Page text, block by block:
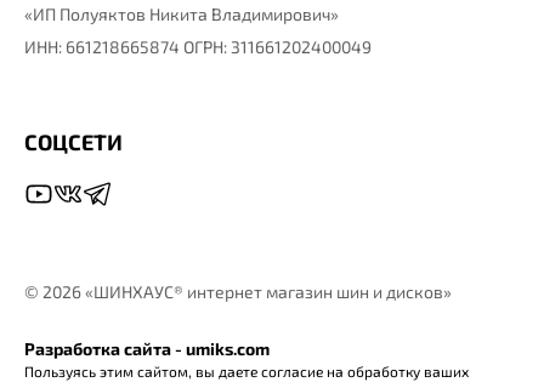
© 2026 «ШИНХАУС® интернет магазин шин и дисков»
«ИП Полуяктов Никита Владимирович»
ИНН: 661218665874 ОГРН: 311661202400049
СОЦСЕТИ
Разработка сайта - umiks.com
Пользуясь этим сайтом, вы даете согласие на обработку ваших